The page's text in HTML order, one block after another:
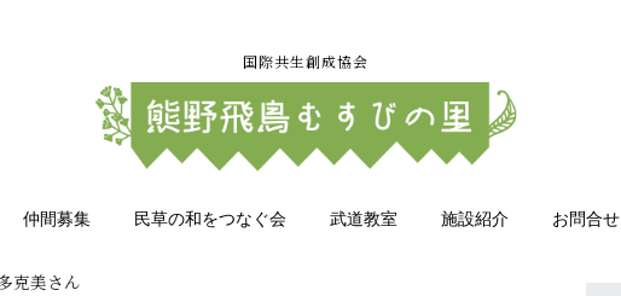
国際共生創成協会
仲間募集 民草の和をつなぐ会 武道教室 施設紹介 お問合せ
克美さん